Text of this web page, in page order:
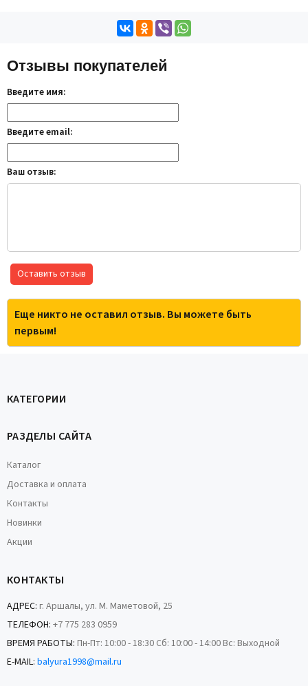
Отзывы покупателей
Введите имя:
Введите email:
Ваш отзыв:
Оставить отзыв
Еще никто не оставил отзыв. Вы можете быть
первым!
КАТЕГОРИИ
РАЗДЕЛЫ САЙТА
Каталог
Доставка и оплата
Контакты
Новинки
Акции
КОНТАКТЫ
АДРЕС: г. Аршалы, ул. М. Маметовой, 25
ТЕЛЕФОН: +7 775 283 0959
ВРЕМЯ РАБОТЫ: Пн-Пт: 10:00 - 18:30 Сб: 10:00 - 14:00 Вс: Выходной
E-MAIL: balyura1998@mail.ru